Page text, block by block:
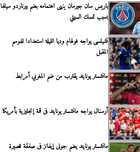
باريس سان جيرمان ينهى اهتمامه بضم بيرناردو سيلفا
بسبب تمسك السيتي
تشيلسى يواجه فولهام وديا الليلة استعدادا للموسم
المقبل
مانشستر يونايتد يقترب من ضم المغربي أمرابط
أرسنال يواجه مانشستر يونايتد فى قمة إنجليزية بأمريكا
مانشستر يونايتد يضم جونى إيفانز فى صفقة قصيرة